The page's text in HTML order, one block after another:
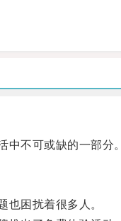
不可或缺的一部分。
困扰着很多人。